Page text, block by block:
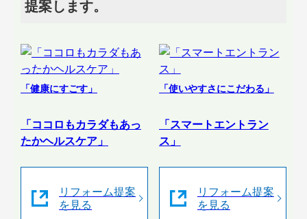
提案します。
「健康にすごす」
「ココロもカラダもあっ
たかヘルスケア」
リフォーム提案
を見る
「使いやすさにこだわる」
「スマートエントラン
ス」
リフォーム提案
を見る